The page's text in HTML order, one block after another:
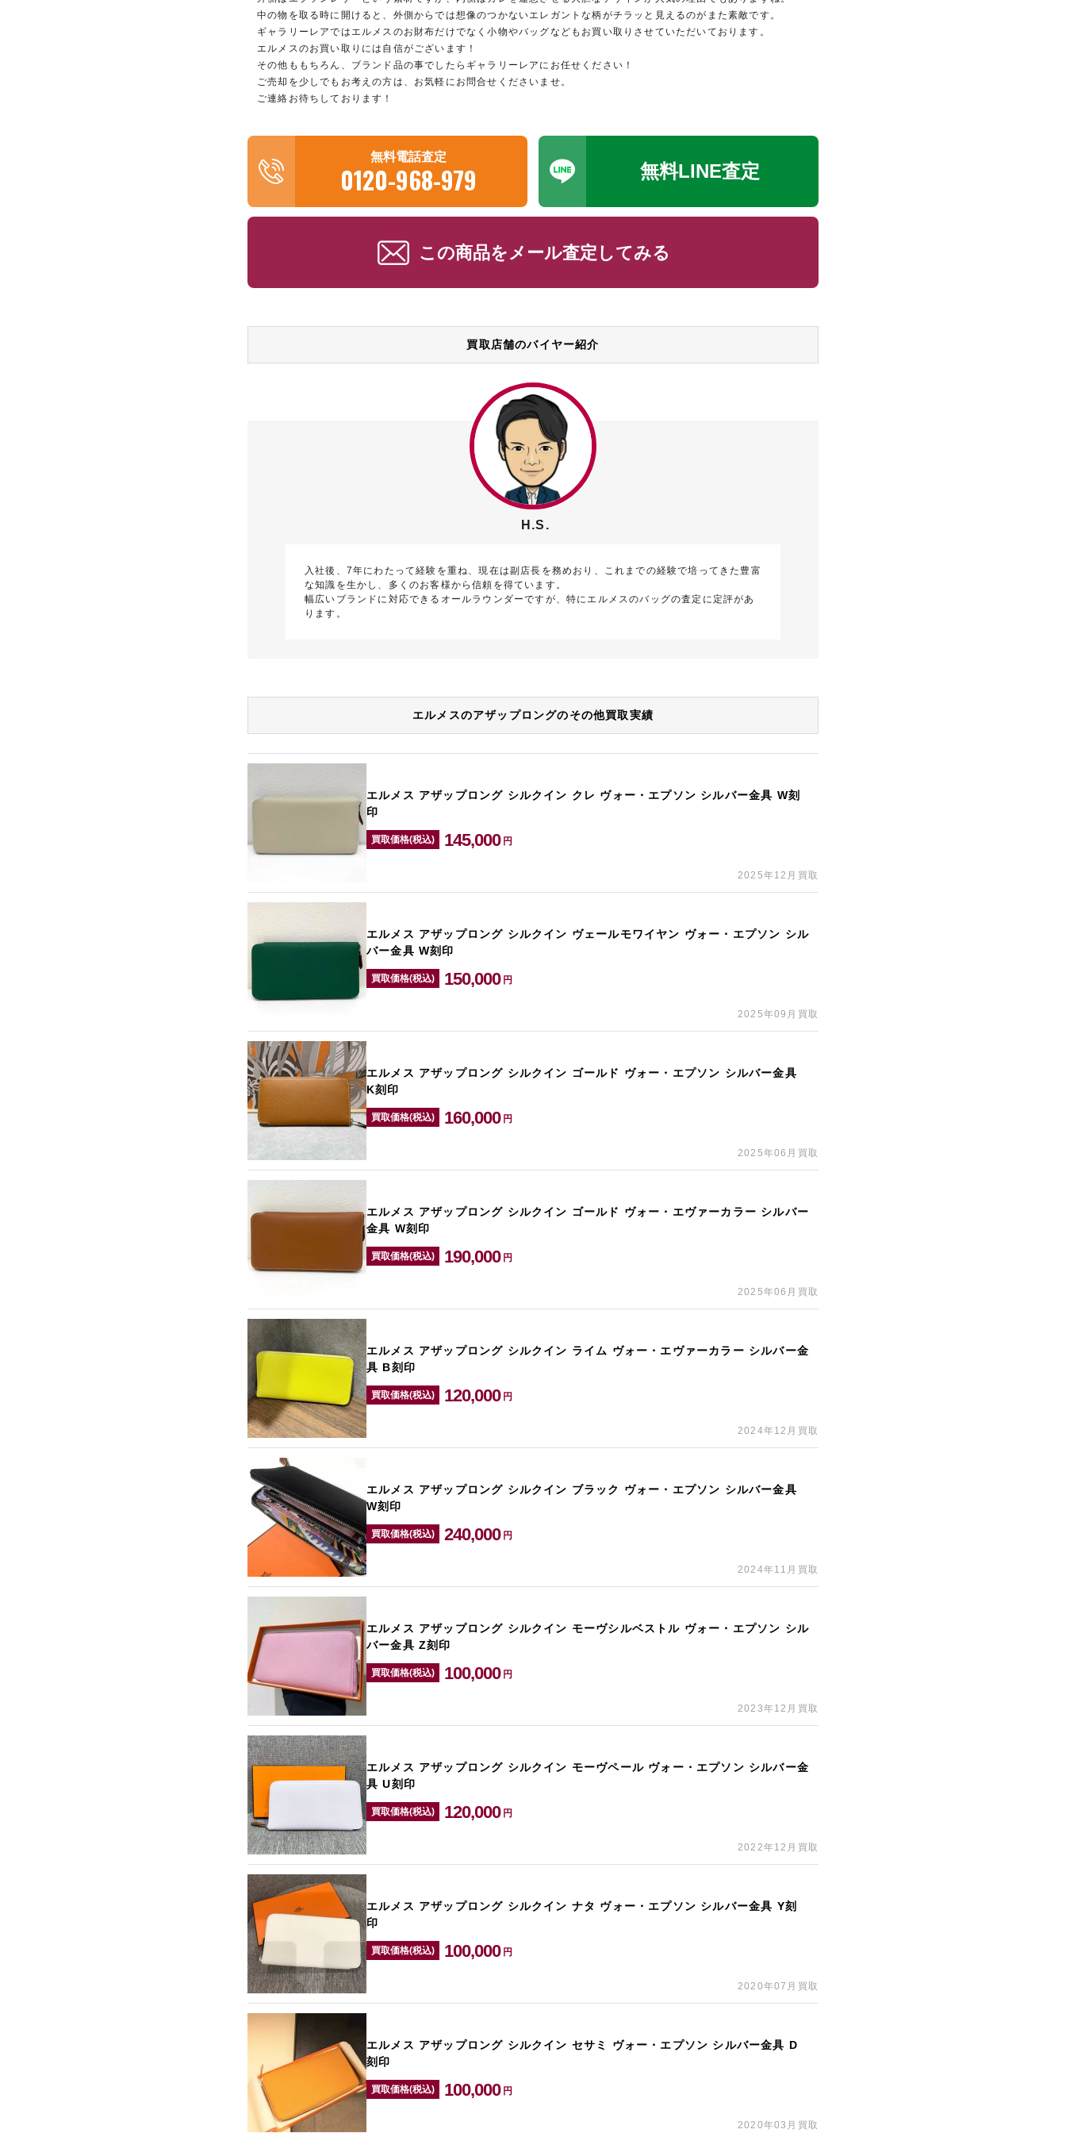
中の物を取る時に開けると、外側からでは想像のつかないエレガントな柄がチラッと見えるのがまた素敵です。
ギャラリーレアではエルメスのお財布だけでなく小物やバッグなどもお買い取りさせていただいております。
エルメスのお買い取りには自信がございます！
その他ももちろん、ブランド品の事でしたらギャラリーレアにお任せください！
ご売却を少しでもお考えの方は、お気軽にお問合せくださいませ。
ご連絡お待ちしております！
無料電話査定
0120-968-979 無料LINE査定
この商品をメール査定してみる
買取店舗のバイヤー紹介
H.S.
入社後、7年にわたって経験を重ね、現在は副店長を務めおり、これまでの経験で培ってきた豊富
な知識を生かし、多くのお客様から信頼を得ています。
幅広いブランドに対応できるオールラウンダーですが、特にエルメスのバッグの査定に定評があ
ります。
エルメスのアザップロングのその他買取実績
エルメス アザップロング シルクイン クレ ヴォー・エプソン シルバー金具 W刻
印
買取価格(税込) 145,000 円
2025年12月買取
エルメス アザップロング シルクイン ヴェールモワイヤン ヴォー・エプソン シル
バー金具 W刻印
買取価格(税込) 150,000 円
2025年09月買取
エルメス アザップロング シルクイン ゴールド ヴォー・エプソン シルバー金具
K刻印
買取価格(税込) 160,000 円
2025年06月買取
エルメス アザップロング シルクイン ゴールド ヴォー・エヴァーカラー シルバー
金具 W刻印
買取価格(税込) 190,000 円
2025年06月買取
エルメス アザップロング シルクイン ライム ヴォー・エヴァーカラー シルバー金
具 B刻印
買取価格(税込) 120,000 円
2024年12月買取
エルメス アザップロング シルクイン ブラック ヴォー・エプソン シルバー金具
W刻印
買取価格(税込) 240,000 円
2024年11月買取
エルメス アザップロング シルクイン モーヴシルベストル ヴォー・エプソン シル
バー金具 Z刻印
買取価格(税込) 100,000 円
2023年12月買取
エルメス アザップロング シルクイン モーヴペール ヴォー・エプソン シルバー金
具 U刻印
買取価格(税込) 120,000 円
2022年12月買取
エルメス アザップロング シルクイン ナタ ヴォー・エプソン シルバー金具 Y刻
印
買取価格(税込) 100,000 円
2020年07月買取
エルメス アザップロング シルクイン セサミ ヴォー・エプソン シルバー金具 D
刻印
買取価格(税込) 100,000 円
2020年03月買取